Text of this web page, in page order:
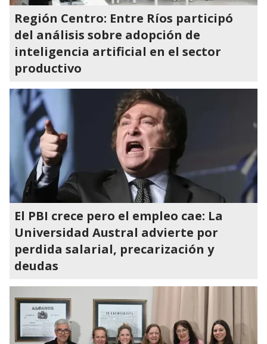
Región Centro: Entre Ríos participó
del análisis sobre adopción de
inteligencia artificial en el sector
productivo
El PBI crece pero el empleo cae: La
Universidad Austral advierte por
perdida salarial, precarización y
deudas